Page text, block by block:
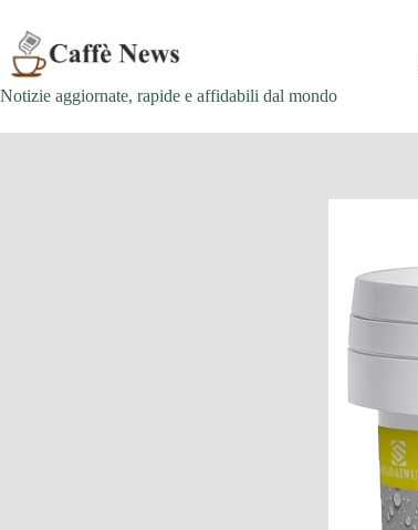
contenuto
Notizie aggiornate, rapide e affidabili dal mondo